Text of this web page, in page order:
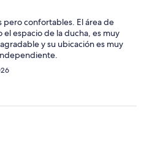
pero confortables. El área de
espacio de la ducha, es muy
y su ubicación es muy